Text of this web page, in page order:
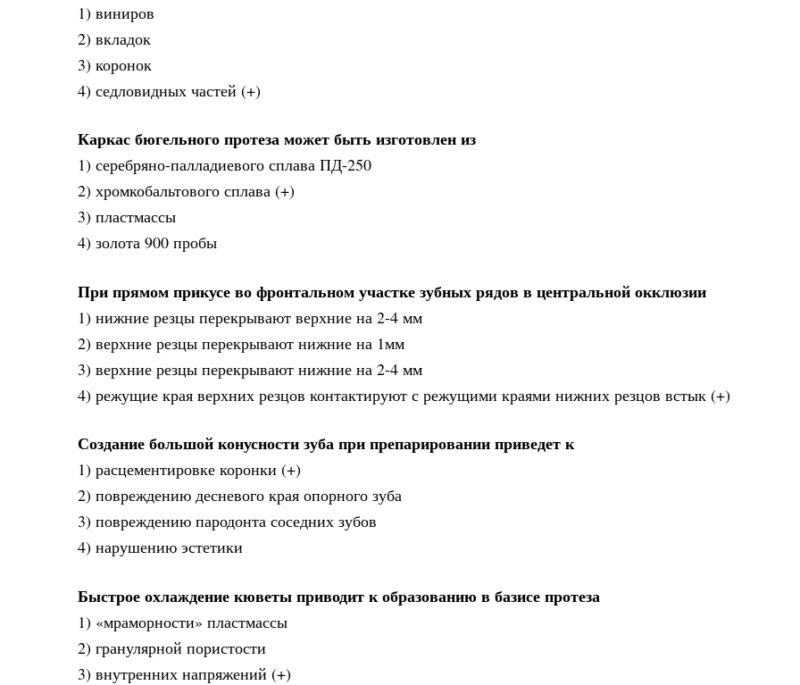
1) виниров
2) вкладок
3) коронок
4) седловидных частей (+)
Каркас бюгельного протеза может быть изготовлен из
1) серебряно-палладиевого сплава ПД-250
2) хромкобальтового сплава (+)
3) пластмассы
4) золота 900 пробы
При прямом прикусе во фронтальном участке зубных рядов в центральной окклюзии
1) нижние резцы перекрывают верхние на 2-4 мм
2) верхние резцы перекрывают нижние на 1мм
3) верхние резцы перекрывают нижние на 2-4 мм
4) режущие края верхних резцов контактируют с режущими краями нижних резцов встык (+)
Создание большой конусности зуба при препарировании приведет к
1) расцементировке коронки (+)
2) повреждению десневого края опорного зуба
3) повреждению пародонта соседних зубов
4) нарушению эстетики
Быстрое охлаждение кюветы приводит к образованию в базисе протеза
1) «мраморности» пластмассы
2) гранулярной пористости
3) внутренних напряжений (+)